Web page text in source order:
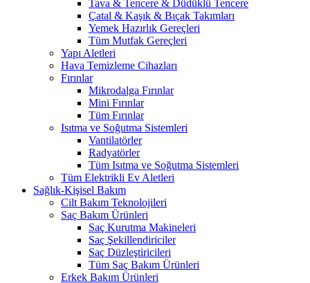
Tava & Tencere & Düdüklü Tencere
Çatal & Kaşık & Bıçak Takımları
Yemek Hazırlık Gereçleri
Tüm Mutfak Gereçleri
Yapı Aletleri
Hava Temizleme Cihazları
Fırınlar
Mikrodalga Fırınlar
Mini Fırınlar
Tüm Fırınlar
Isıtma ve Soğutma Sistemleri
Vantilatörler
Radyatörler
Tüm Isıtma ve Soğutma Sistemleri
Tüm Elektrikli Ev Aletleri
Sağlık-Kişisel Bakım
Cilt Bakım Teknolojileri
Saç Bakım Ürünleri
Saç Kurutma Makineleri
Saç Şekillendiriciler
Saç Düzleştiricileri
Tüm Saç Bakım Ürünleri
Erkek Bakım Ürünleri